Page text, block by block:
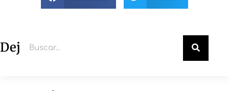
Deja un comentario